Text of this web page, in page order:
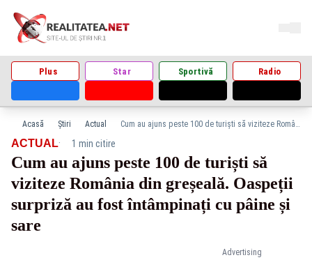
Plus Star Sportivă Radio
Acasă Știri Actual Cum au ajuns peste 100 de turiști să viziteze România din greșeală. Oaspeții surpriză au fost întâmpinați cu pâine și sare
Advertising
ACTUAL· 1 min citire
Cum au ajuns peste 100 de turiști să
viziteze România din greșeală. Oaspeții
surpriză au fost întâmpinați cu pâine și
sare